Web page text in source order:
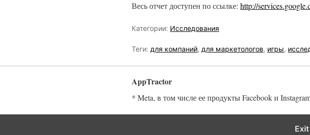
Весь отчет доступен по ссылке: http://
Категории: Исследования
Теги: для компаний, для маркетологов, игры,
AppTractor
* Meta, в том числе ее продукты Facebook и